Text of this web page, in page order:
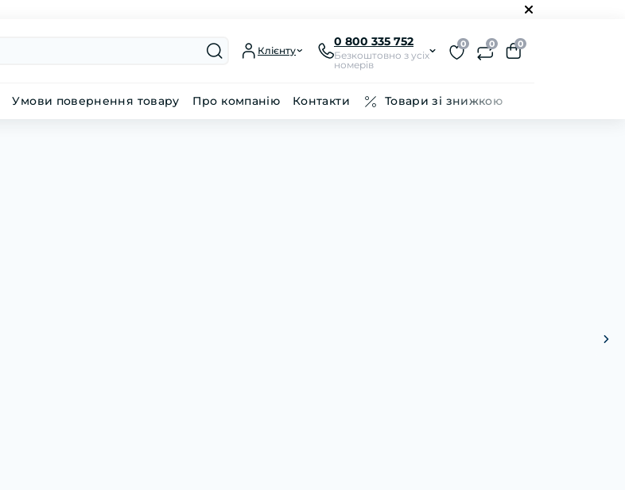
Клієнту
0 800 335 752
Безкоштовно з усіх
номерів
0 0 0
Умови повернення товару Про компанію Контакти Товари зі знижкою